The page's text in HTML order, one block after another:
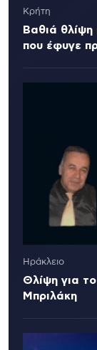
Κρήτη
Βαθιά
που έφυγε
Ηράκλειο
Θλίψη για
Μπριλάκη